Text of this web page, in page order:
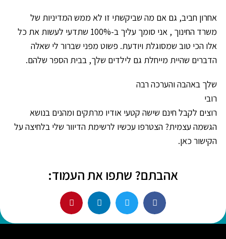
אחרון חביב, גם אם מה שביקשתי זו לא ממש המדיניות של
משרד החינוך , אני סומך עליך ב-100% שתדעי לעשות את כל
אלו הכי טוב שמסוגלת ויודעת. פשוט מפני שברור לי שאלה
הדברים שהיית מייחלת גם לילדים שלך, בבית הספר שלהם.
שלך באהבה והערכה רבה
רובי
רוצים לקבל חינם שישה קטעי אודיו מרתקים ומהנים בנושא
הגשמה עצמית? הצטרפו עכשיו לרשימת הדיוור שלי בלחיצה על
הקישור כאן.
אהבתם? שתפו את העמוד: